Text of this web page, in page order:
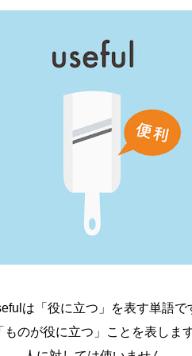
は「役に立つ」を表す単語で
ものが役に立つ」ことを表しま